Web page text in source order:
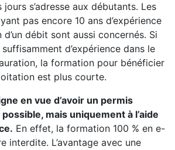
s’adresse aux débutants. Les
pas encore 10 ans d’expérience
d’un débit sont aussi concernés. Si
d’expérience dans le
la formation pour bénéficier
est plus courte.
en vue d’avoir un permis
mais uniquement à l’aide
En effet, la formation 100 % en e-
interdite. L’avantage avec une